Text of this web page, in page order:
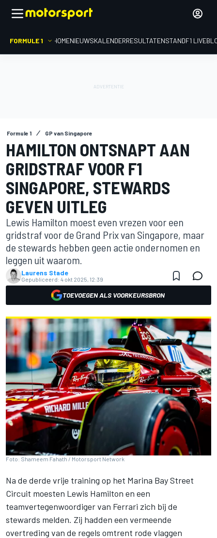
FORMULE 1 HOMENIEUWSKALENDERRESULTATENSTANDF1
Formule 1 GP van Singapore
HAMILTON ONTSNAPT AAN
GRIDSTRAF VOOR F1
SINGAPORE, STEWARDS
GEVEN UITLEG
Lewis Hamilton moest even vrezen voor een
gridstraf voor de Grand Prix van Singapore, maar
de stewards hebben geen actie ondernomen en
leggen uit waarom.
Laurens Stade
Gepubliceerd: 4 okt 2025, 12:39
TOEVOEGEN ALS VOORKEURSBRON
Foto: Shameem Fahath / Motorsport Network
Na de derde vrije training op het Marina Bay Street
Circuit moesten Lewis Hamilton en een
teamvertegenwoordiger van Ferrari zich bij de
stewards melden. Zij hadden een vermeende
overtreding van de regels omtrent rode vlaggen